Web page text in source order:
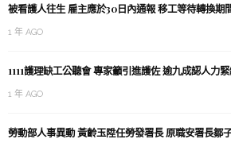
被看護人往生 雇主應於30日內通報 移工等待轉換期
1 年 AGO
1111護理缺工公聽會 專家籲引進護佐 逾九成認人力
1 年 AGO
勞動部人事異動 黃齡玉陞任勞發署長 原職安署長鄒